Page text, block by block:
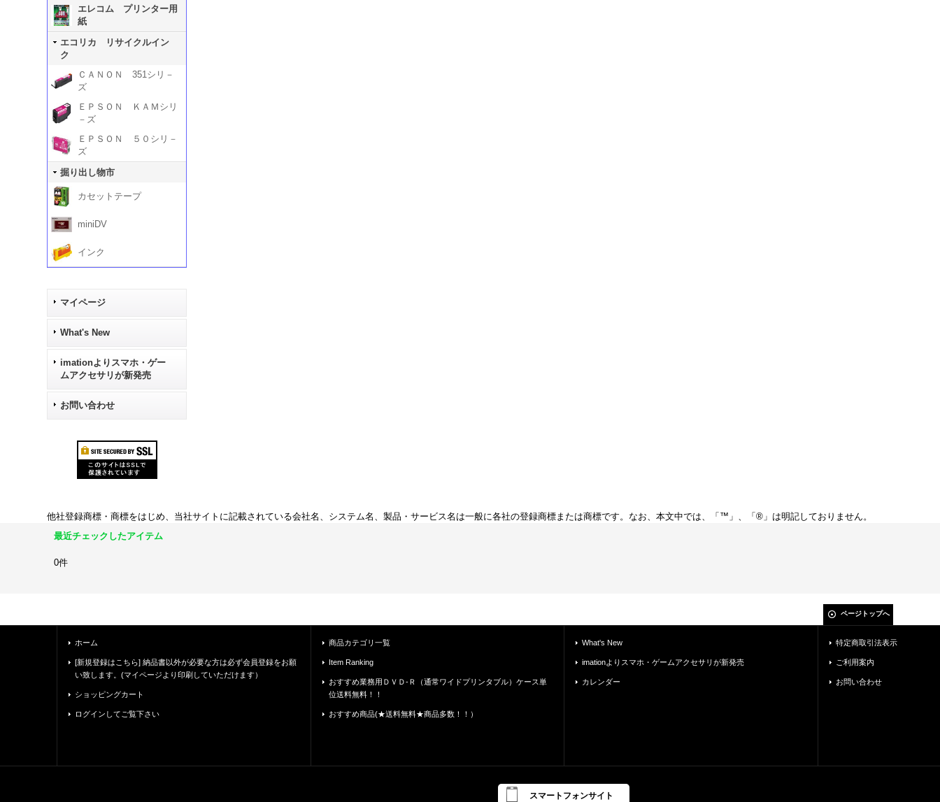
エレコム プリンター用
紙
エコリカ リサイクルイン
ク
ＣＡＮＯＮ 351シリ－
ズ
ＥＰＳＯＮ ＫＡＭシリ
－ズ
ＥＰＳＯＮ ５０シリ－
ズ
掘り出し物市
カセットテープ
miniDV
インク
マイページ
What's New
imationよりスマホ・ゲー
ムアクセサリが新発売
お問い合わせ
他社登録商標・商標をはじめ、当社サイトに記載されている会社名、システム名、製品・サービス名は一般に各社の登録商標または商標です。なお、本文中では、「™」、「®」は明記しておりません。
最近チェックしたアイテム
0件
ページトップへ
ホーム
[新規登録はこちら] 納品書以外が必要な方は必ず会員登録をお願
い致します。(マイページより印刷していただけます）
ショッピングカート
ログインしてご覧下さい
商品カテゴリ一覧
Item Ranking
おすすめ業務用ＤＶＤ-Ｒ（通常ワイドプリンタブル）ケース単
位送料無料！！
おすすめ商品(★送料無料★商品多数！！）
What's New
imationよりスマホ・ゲームアクセサリが新発売
カレンダー
特定商取引法表示
ご利用案内
お問い合わせ
スマートフォンサイト